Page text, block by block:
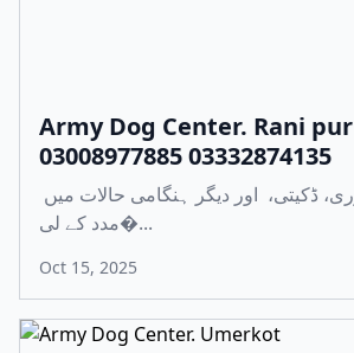
Army Dog Center. Rani pur
03008977885 03332874135
مدد کے لی�...
Oct 15, 2025